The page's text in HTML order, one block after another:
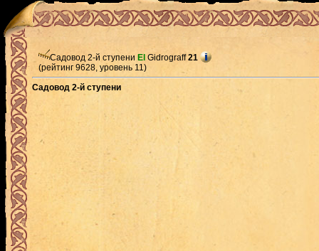
Садовод 2-й ступени El Gidrograff21
(рейтинг 9628, уровень 11)
Садовод 2-й ступени